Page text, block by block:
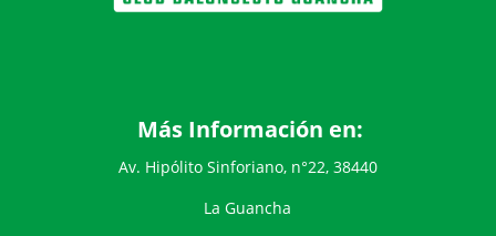
Más Información en:
Av. Hipólito Sinforiano, n°22, 38440
La Guancha